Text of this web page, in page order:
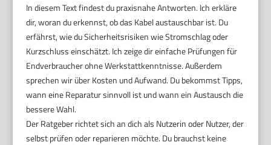
In diesem Text findest du praxisnahe Antworten. Ich erkläre
dir, woran du erkennst, ob das Kabel austauschbar ist. Du
erfährst, wie du Sicherheitsrisiken wie Stromschlag oder
Kurzschluss einschätzt. Ich zeige dir einfache Prüfungen für
Endverbraucher ohne Werkstattkenntnisse. Außerdem
sprechen wir über Kosten und Aufwand. Du bekommst Tipps,
wann eine Reparatur sinnvoll ist und wann ein Austausch die
bessere Wahl.
Der Ratgeber richtet sich an dich als Nutzerin oder Nutzer, der
selbst prüfen oder reparieren möchte. Du brauchst keine